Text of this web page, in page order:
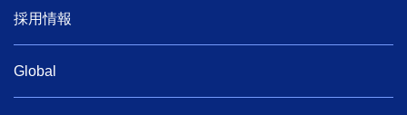
採用情報
Global